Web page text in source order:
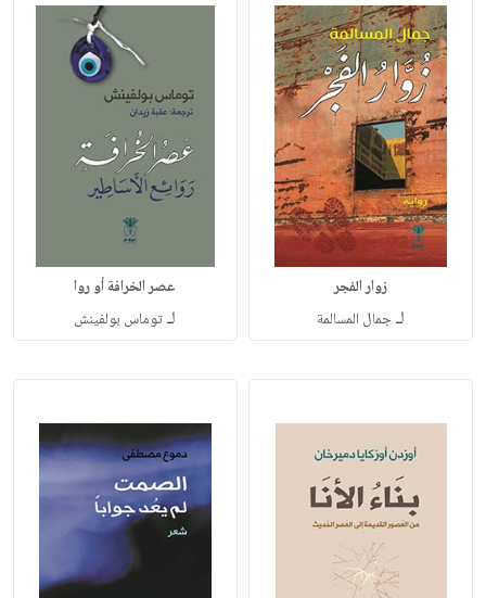
زوار الفجر
لـجمال المسالمة
عصر الخرافة أو روا
لـتوماس بولفينش